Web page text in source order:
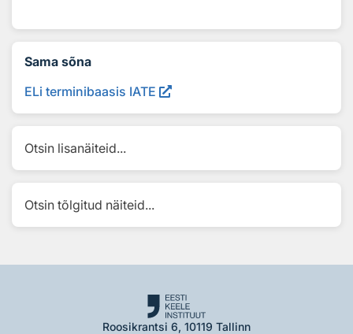
Sama sõna
ELi terminibaasis IATE
Otsin lisanäiteid...
Otsin tõlgitud näiteid...
Roosikrantsi 6, 10119 Tallinn